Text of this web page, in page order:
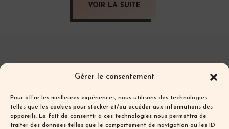
Gérer le consentement
Pour offrir les meilleures expériences, nous utilisons des technologies
telles que les cookies pour stocker et/ou accéder aux informations des
appareils. Le fait de consentir à ces technologies nous permettra de
traiter des données telles que le comportement de navigation ou les ID
VOIR LA SUITE
propriété et sont protégés par les droits
Toute reproduction partielle ou totale sans
autorisation préalable écrite est interdite.